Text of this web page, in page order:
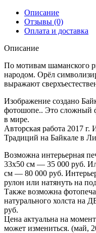
Описание
Отзывы (0)
Оплата и доставка
Описание
По мотивам шаманского
народом. Орёл
выражают
Изображение создано
фотошопе.. Это сложный
в мире.
Авторская работа 2017
Традиций на Байкале в
Возможна интерьерная
33х50 см — 35 000 руб.
см — 80 000 руб.
рулон или натянуть на
Также возможна
натурального холста на
руб.
Цена актуальна на
может измениться. (май,